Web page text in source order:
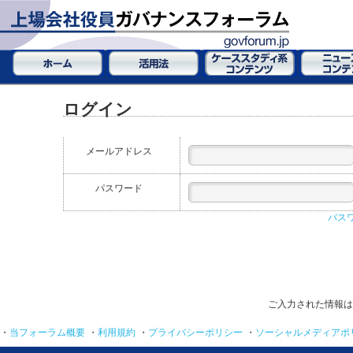
ログイン
メールアドレス
パスワード
パス
ご入力された情報
・ 当フォーラム概要 ・ 利用規約 ・ プライバシーポリシー ・ ソーシャルメディアポ